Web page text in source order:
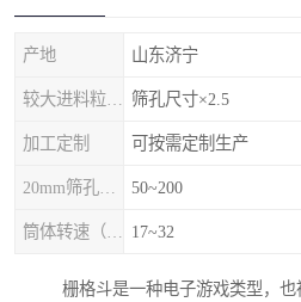
产地 山东济宁
筛孔尺寸×2.5
加工定制 可按需定制生产
50~200
17~32
栅格斗是一种电子游戏类型，